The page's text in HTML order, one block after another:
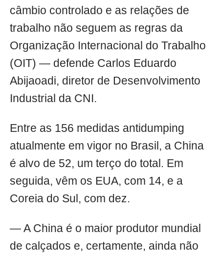
câmbio controlado e as relações de
trabalho não seguem as regras da
Organização Internacional do Trabalho
(OIT) — defende Carlos Eduardo
Abijaoadi, diretor de Desenvolvimento
Industrial da CNI.
Entre as 156 medidas antidumping
atualmente em vigor no Brasil, a China
é alvo de 52, um terço do total. Em
seguida, vêm os EUA, com 14, e a
Coreia do Sul, com dez.
— A China é o maior produtor mundial
de calçados e, certamente, ainda não